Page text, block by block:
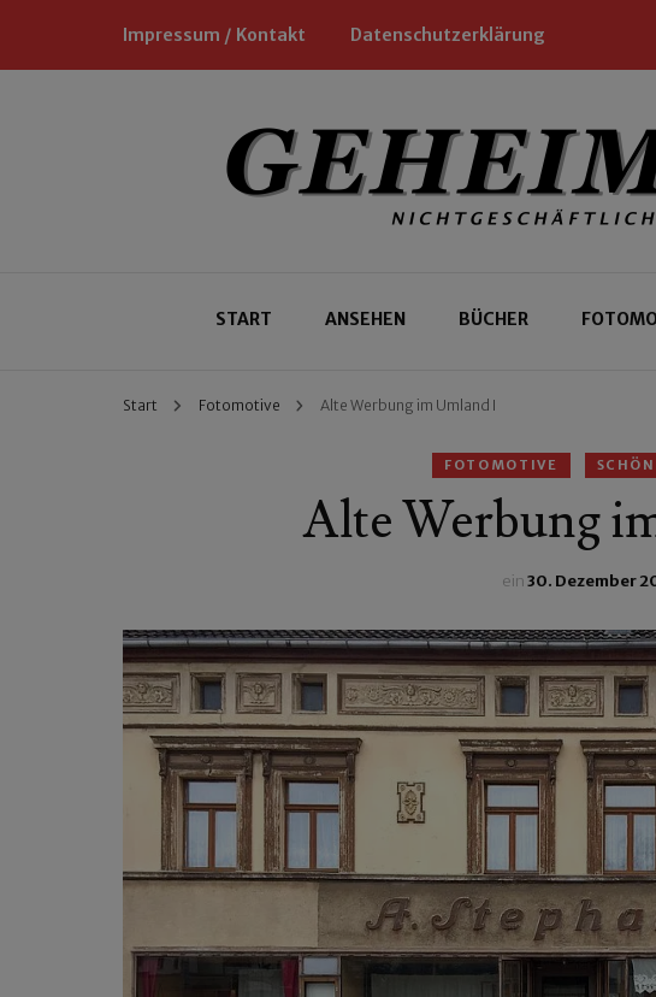
Impressum / Kontakt Datenschutzerklärung
Geheimtipp
START ANSEHEN BÜCHER
Start Fotomotive Alte Werbung im Umland I
FOTOMOTIVE
Alte Werbung
ein30. Dezember